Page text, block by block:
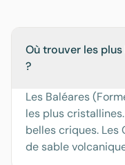
Où trouver les
?
Les Baléares
les plus
belles criques. Les
de sable